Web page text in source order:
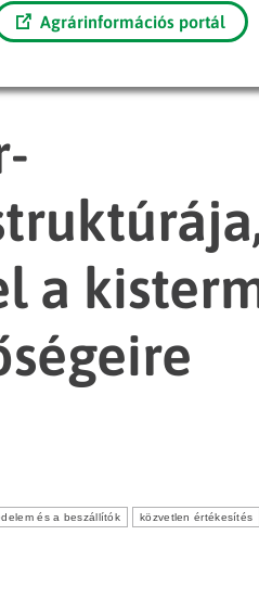
Agrárinformációs portál
a
és a beszállítók közvetlen értékesítés